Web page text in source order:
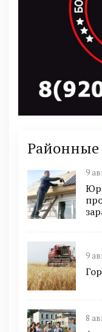
Районные
9
9
8